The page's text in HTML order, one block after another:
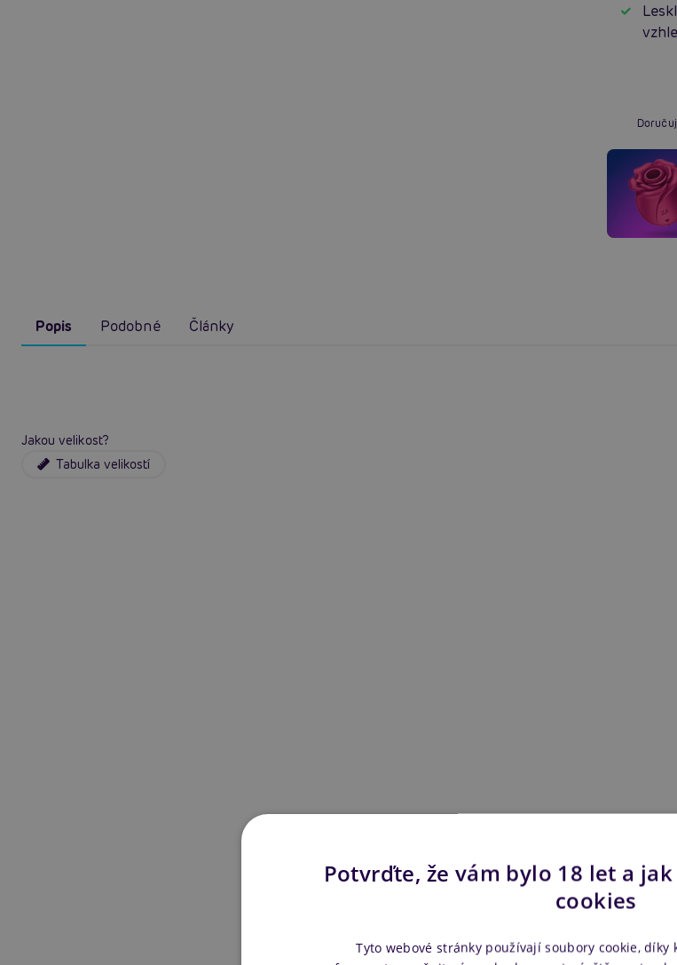
Popis Podobné Články
Jakou velikost?
Tabulka velikostí
Potvrďte, že vám bylo 18 let a
cookies
Tyto webové stránky používají soubory cookie, díky